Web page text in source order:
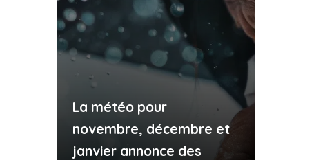
La météo pour
novembre, décembre et
janvier annonce des